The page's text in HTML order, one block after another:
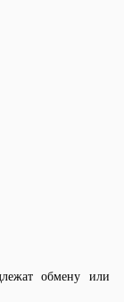
обмену или